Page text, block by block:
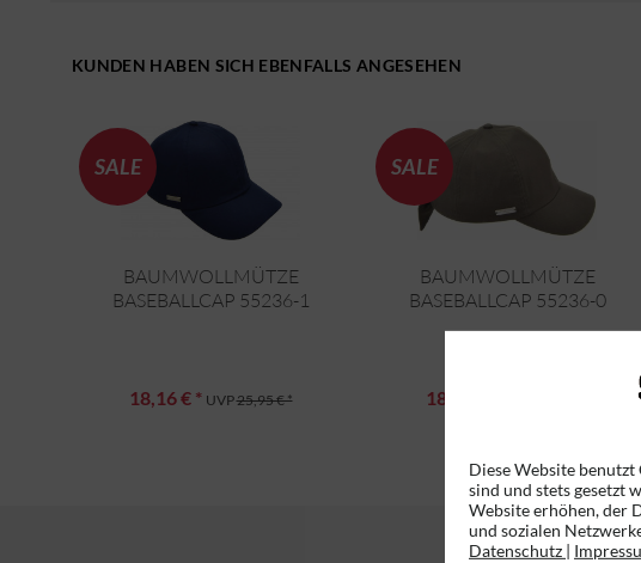
KUNDEN HABEN SICH EBENFALLS ANGESEHEN
SALE
BAUMWOLLMÜTZE
BASEBALLCAP 55236-1
18,16 € * UVP25,95 € *
SALE
BAUMWOLLMÜTZE
BASEBALLCAP 55236-0
18,16 € *
Diese Website
sind und stets gesetzt
Website erhöhen, der
und sozialen
Datenschutz |